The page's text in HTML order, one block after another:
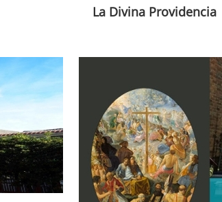
La Divina Providencia